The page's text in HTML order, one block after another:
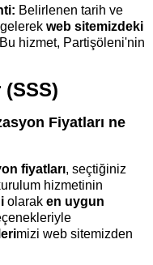
Belirlenen tarih ve
web sitemizdeki
hizmet, Partişöleni'nin
Fiyatları ne
fiyatları, seçtiğiniz
hizmetinin
olarak en uygun
mizi web sitemizden